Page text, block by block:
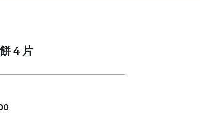
4 片